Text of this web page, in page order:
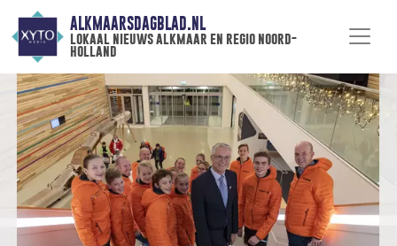
ALKMAARSDAGBLAD.NL
lokaal nieuws alkmaar en regio noord-
holland